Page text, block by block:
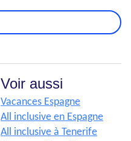
Voir aussi
Vacances Espagne
All inclusive en Espagne
All inclusive à Tenerife